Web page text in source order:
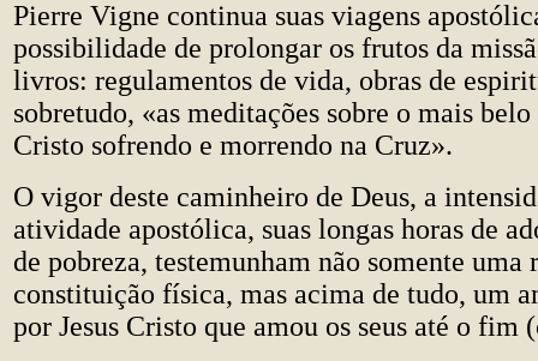
Pierre Vigne continua suas viagens
possibilidade de prolongar os frutos da
livros: regulamentos de vida, obras de
sobretudo, «as meditações sobre o mais
Cristo sofrendo e morrendo na Cruz».
O vigor deste caminheiro de Deus, a
atividade apostólica, suas longas horas de
de pobreza, testemunham não somente uma
constituição física, mas acima de tudo, um
por Jesus Cristo que amou os seus até o fim